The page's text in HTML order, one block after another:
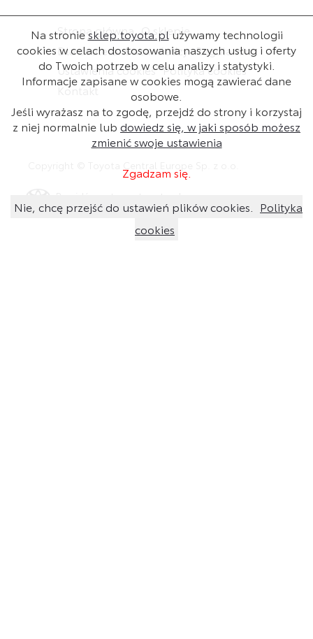
Strona główna O sklepie
Dla dealera Baza wiedzy Regulamin
Ustawienia cookies Polityka cookies
Kontakt
Na stroniesklep.toyota.pl używamy technologii
cookies w celach dostosowania naszych usług i oferty
do Twoich potrzeb w celu analizy i statystyki.
Informacje zapisane w cookies mogą zawierać dane
osobowe.
Jeśli wyrażasz na to zgodę, przejdź do strony i korzystaj
z niej normalnie lub dowiedz się, w jaki sposób możesz
zmienić swoje ustawienia
Zgadzam się.
Nie, chcę przejść do ustawień plików cookies.
Polityka
cookies